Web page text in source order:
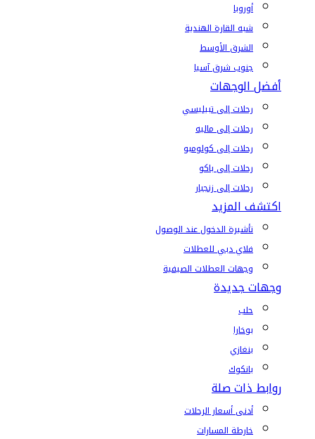
أوروبا
شبه القارة الهندية
الشرق الأوسط
جنوب شرق آسيا
أفضل الوجهات
رحلات إلى تبيليسي
رحلات إلى ماليه
رحلات إلى كولومبو
رحلات إلى باكو
رحلات إلى زنجبار
اكتشف المزيد
تأشيرة الدخول عند الوصول
فلاي دبي للعطلات
وجهات العطلات الصيفية
وجهات جديدة
حلب
بوخارا
بنغازي
بانكوك
روابط ذات صلة
أدنى أسعار الرحلات
خارطة المسارات